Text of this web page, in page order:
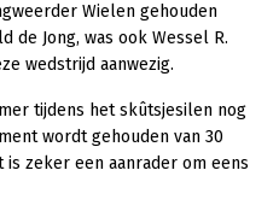
Wielen gehouden
de Jong, was ook Wessel R.
wedstrijd aanwezig.
tijdens het skûtsjesilen nog
wordt gehouden van 30
zeker een aanrader om eens